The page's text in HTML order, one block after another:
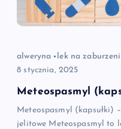
alweryna
lek na
8 stycznia, 2025
Meteospasmyl
Meteospasmyl (kapsułki)
jelitowe Meteospasmyl to